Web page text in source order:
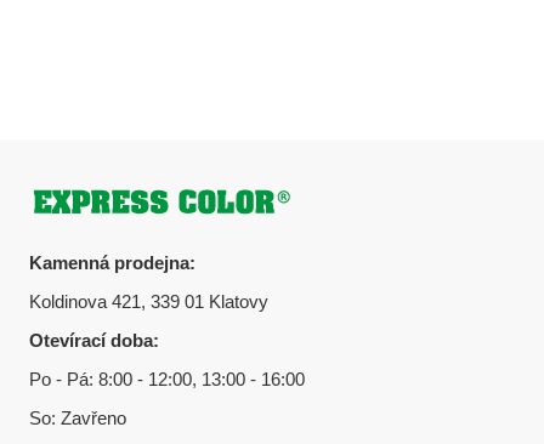
Zápatí
Kamenná prodejna:
Koldinova 421, 339 01 Klatovy
Otevírací doba:
Po - Pá: 8:00 - 12:00, 13:00 - 16:00
So: Zavřeno